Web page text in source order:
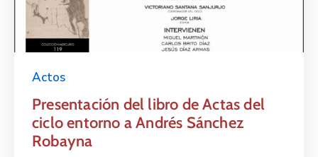
Actos
Presentación del libro de Actas del
ciclo entorno a Andrés Sánchez
Robayna